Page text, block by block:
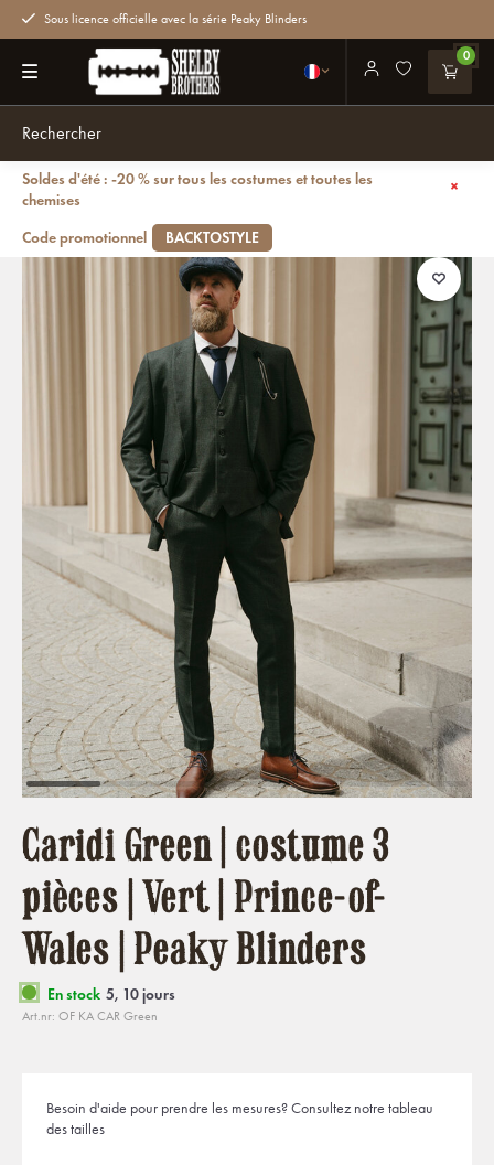
Sous licence officielle avec la série Peaky Blinders
0
Soldes d'été : -20 % sur tous les costumes et toutes les
chemises
Code promotionnel
BACKTOSTYLE
Retour
Caridi Green | costume 3
pièces | Vert | Prince-of-
Wales | Peaky Blinders
En stock 5, 10 jours
Art.nr: OF KA CAR Green
Besoin d'aide pour prendre les mesures?Consultez notre tableau
des tailles